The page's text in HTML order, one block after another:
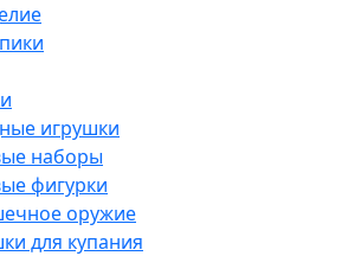
игрушки
наборы
фигурки
оружие
для купания